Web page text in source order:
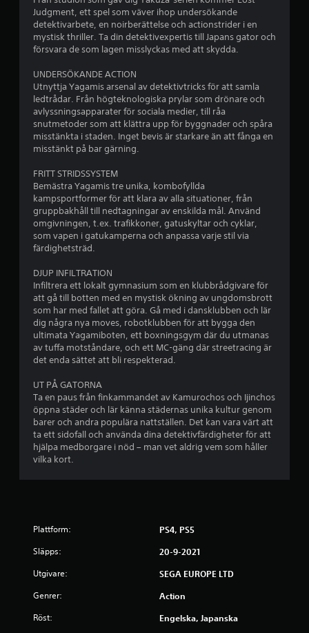
6
s
t
j
n
o
a
v
f
m
b
a
Judgment, ett spel som väver ihop undersökande
detektivarbete, en noirberättelse och actionstrider i en
mystisk thriller. Ta din detektivexpertis till Japans gator och
försvara de som lagen misslyckas med att skydda.
UNDERSÖKANDE ACTION
Utnyttja Yagamis arsenal av detektivtricks för att samla
ledtrådar. Från högteknologiska prylar som drönare och
avlyssningsapparater för sociala medier, till råa
snutmetoder som att klättra upp för byggnader och spåra
misstänkta i staden. Inget bevis är starkare än att fånga en
misstänkt på bar gärning.
FRITT STRIDSSYSTEM
Bemästra Yagamis tre unika, kombofyllda
kampsportformer för att klara av alla situationer, från
gruppbakhåll till nedtagningar av enskilda mål. Använd
omgivningen, t.ex. trafikkoner, gatuskyltar och cyklar,
som vapen i gatukamperna och anpassa varje stil via
färdighetsträd.
DJUP INFILTRATION
Infiltrera ett lokalt gymnasium som en klubbrådgivare för
att gå till botten med en mystisk ökning av ungdomsbrott
som har med fallet att göra. Gå med i dansklubben och lär
dig några nya moves, robotklubben för att bygga den
ultimata Yagamiboten, ett boxningsgym där du utmanas
av tuffa motståndare, och ett MC-gäng där streetracing är
det enda sättet att bli respekterad.
UT PÅ GATORNA
Ta en paus från finkammandet av Kamurochos och Ijinchos
öppna städer och lär känna städernas unika kultur genom
barer och andra populära nattställen. Det kan vara värt att
ta ett sidofall och använda dina detektivfärdigheter för att
hjälpa medborgare i nöd – man vet aldrig vem som håller
vilka kort.
Plattform: PS4, PS5
Släpps: 20-9-2021
Utgivare: SEGA EUROPE LTD
Genrer: Action
Röst: Engelska, Japanska